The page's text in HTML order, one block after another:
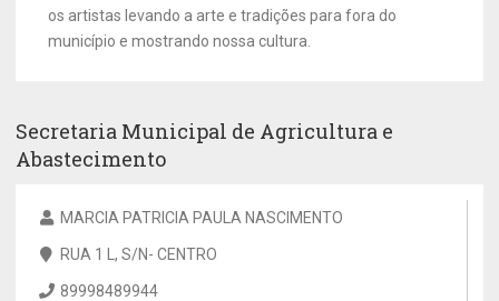
os artistas levando a arte e tradições para fora do
município e mostrando nossa cultura.
Secretaria Municipal de Agricultura e
Abastecimento
MARCIA PATRICIA PAULA NASCIMENTO
RUA 1 L, S/N- CENTRO
89998489944